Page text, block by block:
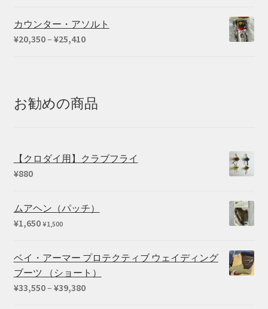
カウンター・アソルト
¥20,350– ¥25,410価
–
¥25,410
お勧めの商品
【クロダイ用】クラブフライ
¥880
ムアヘン（パッチ）
¥1,650 ¥1,500
ベイ・アーマー プロテクティブ ウェイディング
ブーツ （ショート）
¥33,550– ¥39,380価